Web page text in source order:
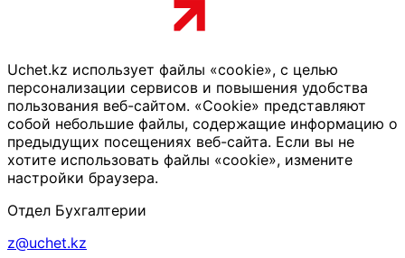
Uchet.kz использует файлы «cookie», с целью
персонализации сервисов и повышения удобства
пользования веб-сайтом. «Cookie» представляют
собой небольшие файлы, содержащие информацию о
предыдущих посещениях веб-сайта. Если вы не
хотите использовать файлы «cookie», измените
настройки браузера.
Отдел Бухгалтерии
z@uchet.kz